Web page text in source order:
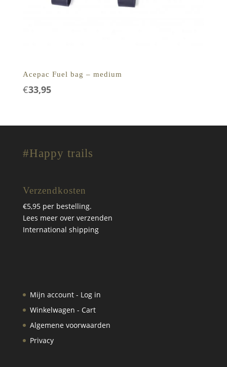
Acepac Fuel bag – medium
€33,95
#Happy trails
Verzendkosten
€5,95 per bestelling.
Lees meer over verzenden
International shipping
Mijn account - Log in
Winkelwagen - Cart
Algemene voorwaarden
Privacy